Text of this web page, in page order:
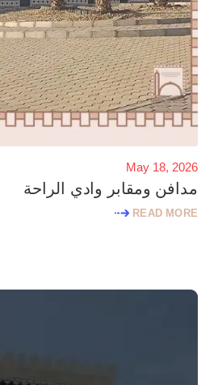
May 18, 2026
مدافن ومقابر وادي الراحة
READ MORE